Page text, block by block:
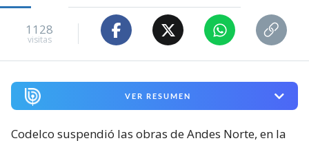
1128
visitas
VER RESUMEN
Codelco suspendió las obras de Andes Norte, en la